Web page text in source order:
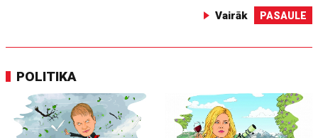
Vairāk PASAULE
POLITIKA